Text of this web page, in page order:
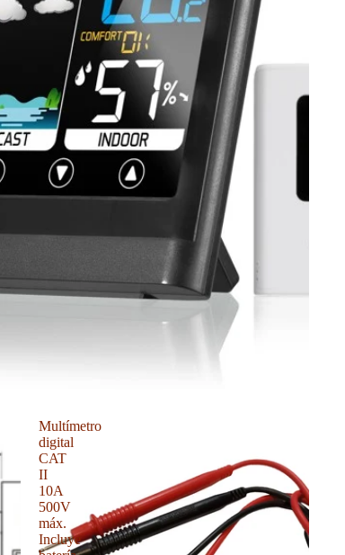
Multímetro
digital
CAT
II
10A
500V
máx.
Incluye